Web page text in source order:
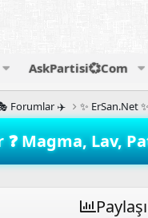
AskPartisi💞Com
Forumlar ✈️ ✨ ErSan.Net ✨
Magma, Lav,